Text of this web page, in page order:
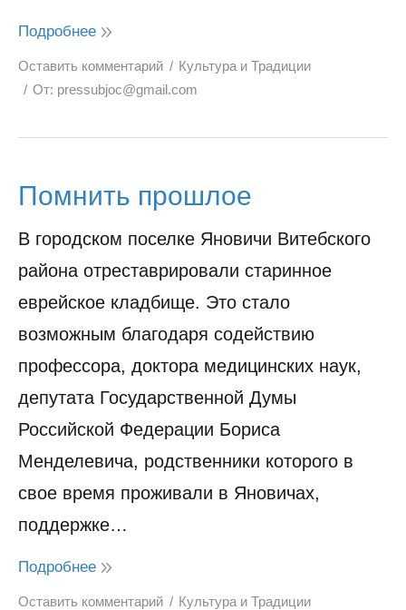
Подробнее
Оставить комментарий
Культура и Традиции
От: pressubjoc@gmail.com
Помнить прошлое
В городском поселке Яновичи Витебского
района отреставрировали старинное
еврейское кладбище. Это стало
возможным благодаря содействию
профессора, доктора медицинских наук,
депутата Государственной Думы
Российской Федерации Бориса
Менделевича, родственники которого в
свое время проживали в Яновичах,
поддержке…
Подробнее
Оставить комментарий
Культура и Традиции